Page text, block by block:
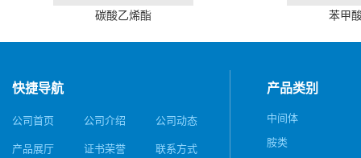
碳酸乙烯酯 苯甲
快捷导航
公司首页 公司介绍 公司动态
产品展厅 证书荣誉 联系方式
产品类别
中间体
胺类